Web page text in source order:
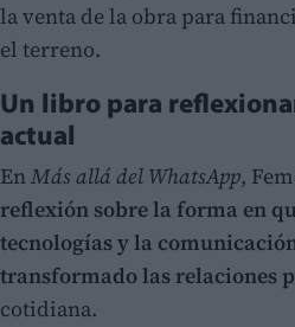
la venta de la obra para
el terreno.
Un libro para
actual
EnMás allá del WhatsApp,
reflexión sobre la forma en
tecnologías y la
transformado las relaciones
cotidiana.